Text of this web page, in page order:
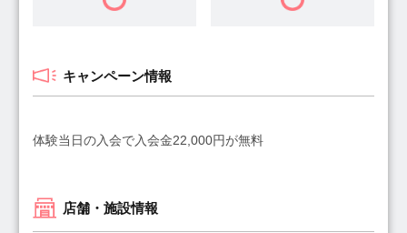
キャンペーン情報
体験当日の入会で入会金22,000円が無料
店舗・施設情報